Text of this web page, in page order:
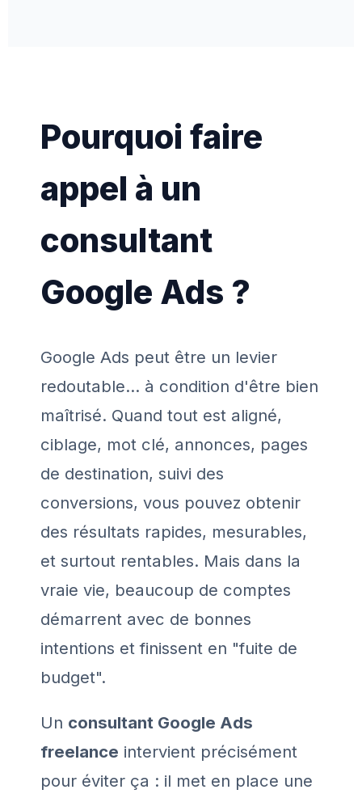
Pourquoi faire
appel à un
consultant
Google Ads ?
Google Ads peut être un levier
redoutable… à condition d'être bien
maîtrisé. Quand tout est aligné,
ciblage, mot clé, annonces, pages
de destination, suivi des
conversions, vous pouvez obtenir
des résultats rapides, mesurables,
et surtout rentables. Mais dans la
vraie vie, beaucoup de comptes
démarrent avec de bonnes
intentions et finissent en "fuite de
budget".
Un consultant Google Ads
freelance intervient précisément
pour éviter ça : il met en place une